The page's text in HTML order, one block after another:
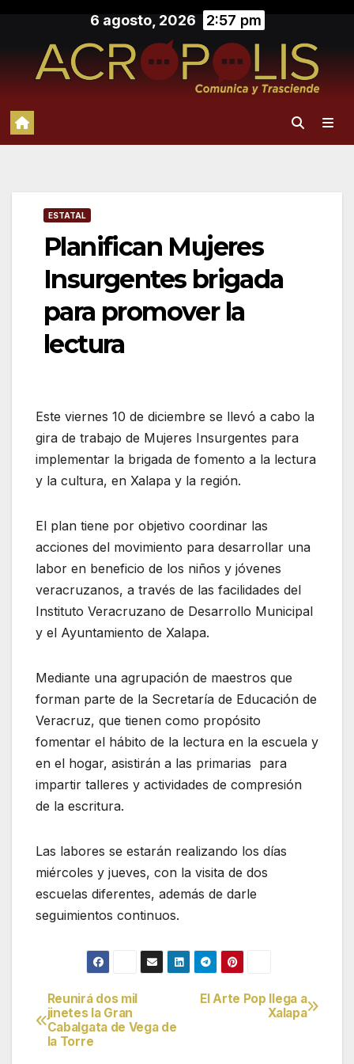
contenido
6 agosto, 2026 2:57 pm
ESTATAL
Planifican Mujeres
Insurgentes brigada
para promover la
lectura
Este viernes 10 de diciembre se llevó a cabo la
gira de trabajo de Mujeres Insurgentes para
implementar la brigada de fomento a la lectura
y la cultura, en Xalapa y la región.
El plan tiene por objetivo coordinar las
acciones del movimiento para desarrollar una
labor en beneficio de los niños y jóvenes
veracruzanos, a través de las facilidades del
Instituto Veracruzano de Desarrollo Municipal
y el Ayuntamiento de Xalapa.
Mediante una agrupación de maestros que
forman parte de la Secretaría de Educación de
Veracruz, que tienen como propósito
fomentar el hábito de la lectura en la escuela y
en el hogar, asistirán a las primarias para
impartir talleres y actividades de compresión
de la escritura.
Las labores se estarán realizando los días
miércoles y jueves, con la visita de dos
escuelas diferentes, además de darle
seguimientos continuos.
Navegación
de
El Arte Pop llega a
Xalapa
Reunirá dos mil
jinetes la Gran
Cabalgata de Vega de
la Torre